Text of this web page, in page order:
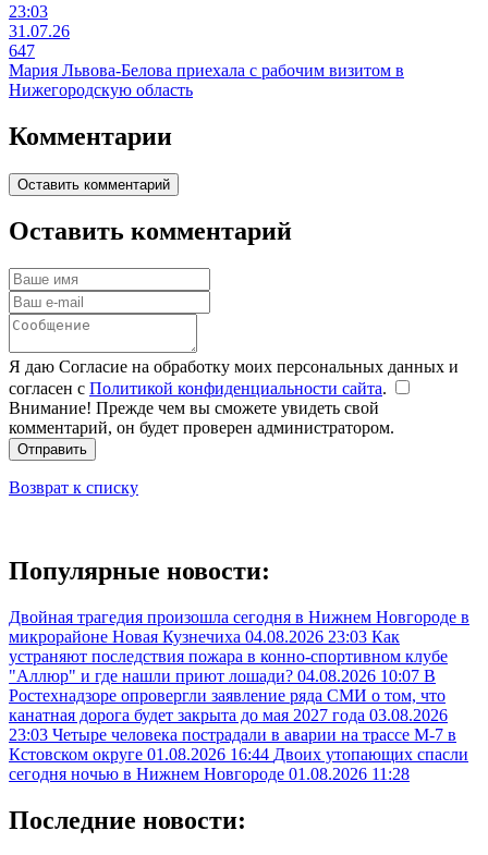
23:03
31.07.26
647
Мария Львова-Белова приехала с рабочим визитом в
Нижегородскую область
Комментарии
Оставить комментарий
Оставить комментарий
Я даю Согласие на обработку моих персональных данных и
согласен с Политикой конфиденциальности сайта.
Внимание! Прежде чем вы сможете увидеть свой
комментарий, он будет проверен администратором.
Отправить
Возврат к списку
Популярные новости:
Двойная трагедия произошла сегодня в Нижнем Новгороде в
микрорайоне Новая Кузнечиха 04.08.2026 23:03 Как
устраняют последствия пожара в конно-спортивном клубе
"Аллюр" и где нашли приют лошади? 04.08.2026 10:07 В
Ростехнадзоре опровергли заявление ряда СМИ о том, что
канатная дорога будет закрыта до мая 2027 года 03.08.2026
23:03 Четыре человека пострадали в аварии на трассе М-7 в
Кстовском округе 01.08.2026 16:44 Двоих утопающих спасли
сегодня ночью в Нижнем Новгороде 01.08.2026 11:28
Последние новости: